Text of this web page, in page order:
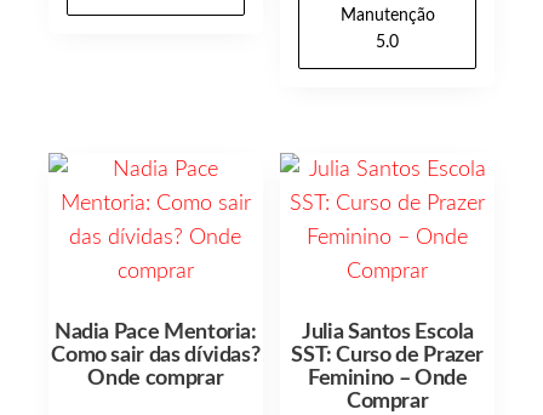
Manutenção
5.0
Nadia Pace Mentoria:
Como sair das dívidas?
Onde comprar
Julia Santos Escola
SST: Curso de Prazer
Feminino – Onde
Comprar